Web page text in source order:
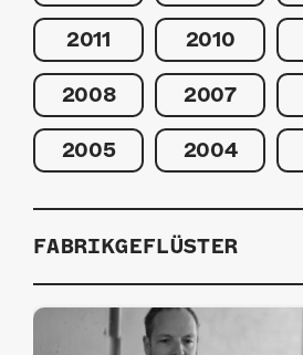
2011 2010
2008 2007
2005 2004
FABRIKGEFLÜSTER